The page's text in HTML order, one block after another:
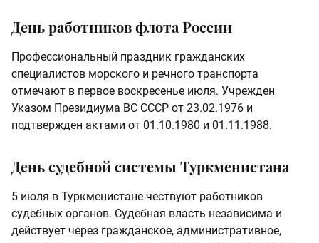
День работников флота России
Профессиональный праздник гражданских
специалистов морского и речного транспорта
отмечают в первое воскресенье июля. Учрежден
Указом Президиума ВС СССР от 23.02.1976 и
подтвержден актами от 01.10.1980 и 01.11.1988.
День судебной системы Туркменистана
5 июля в Туркменистане чествуют работников
судебных органов. Судебная власть независима и
действует через гражданское, административное,